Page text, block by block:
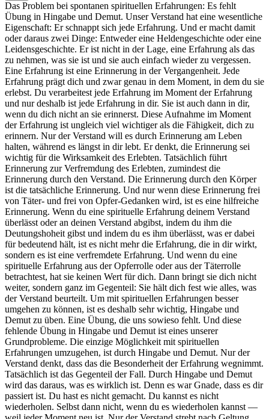
Das Problem bei spontanen spirituellen Erfahrungen: Es fehlt
Übung in Hingabe und Demut. Unser Verstand hat eine wesentliche
Eigenschaft: Er schnappt sich jede Erfahrung. Und er macht damit
oder daraus zwei Dinge: Entweder eine Heldengeschichte oder eine
Leidensgeschichte. Er ist nicht in der Lage, eine Erfahrung als das
zu nehmen, was sie ist und sie auch einfach wieder zu vergessen.
Eine Erfahrung ist eine Erinnerung in der Vergangenheit. Jede
Erfahrung prägt dich und zwar genau in dem Moment, in dem du sie
erlebst. Du verarbeitest jede Erfahrung im Moment der Erfahrung
und nur deshalb ist jede Erfahrung in dir. Sie ist auch dann in dir,
wenn du dich nicht an sie erinnerst. Diese Aufnahme im Moment
der Erfahrung ist ungleich viel wichtiger als die Fähigkeit, dich zu
erinnern. Nur der Verstand will es durch Erinnerung am Leben
halten, während es längst in dir lebt. Er denkt, die Erinnerung sei
wichtig für die Wirksamkeit des Erlebten. Tatsächlich führt
Erinnerung zur Verfremdung des Erlebten, zumindest die
Erinnerung durch den Verstand. Die Erinnerung durch den Körper
ist die tatsächliche Erinnerung. Und nur wenn diese Erinnerung frei
von Täter- und frei von Opfer-Gedanken wird, ist es eine hilfreiche
Erinnerung. Wenn du eine spirituelle Erfahrung deinem Verstand
überlässt oder an deinen Verstand abgibst, indem du ihm die
Deutungshoheit gibst und indem du es ihm überlässt, was er dabei
für bedeutend hält, ist es nicht mehr die Erfahrung, die in dir wirkt,
sondern es ist eine verfremdete Erfahrung. Und wenn du eine
spirituelle Erfahrung aus der Opferrolle oder aus der Täterrolle
betrachtest, hat sie keinen Wert für dich. Dann bringt sie dich nicht
weiter, sondern ganz im Gegenteil: Sie hält dich fest wie alles, was
der Verstand beurteilt. Um mit spirituellen Erfahrungen besser
umgehen zu können, ist es deshalb sehr wichtig, Hingabe und
Demut zu üben. Eine Übung, die uns sowieso fehlt. Und diese
fehlende Übung in Hingabe und Demut ist eines unserer
Grundprobleme. Die einzige Möglichkeit mit spirituellen
Erfahrungen umzugehen, ist durch Hingabe und Demut. Nur der
Verstand denkt, dass das die Besonderheit der Erfahrung wegnimmt.
Tatsächlich ist das Gegenteil der Fall. Durch Hingabe und Demut
wird das daraus, was es wirklich ist. Denn es war Gnade, dass es dir
passiert ist. Du hast es nicht gemacht. Du kannst es nicht
wiederholen. Selbst dann nicht, wenn du es wiederholen kannst —